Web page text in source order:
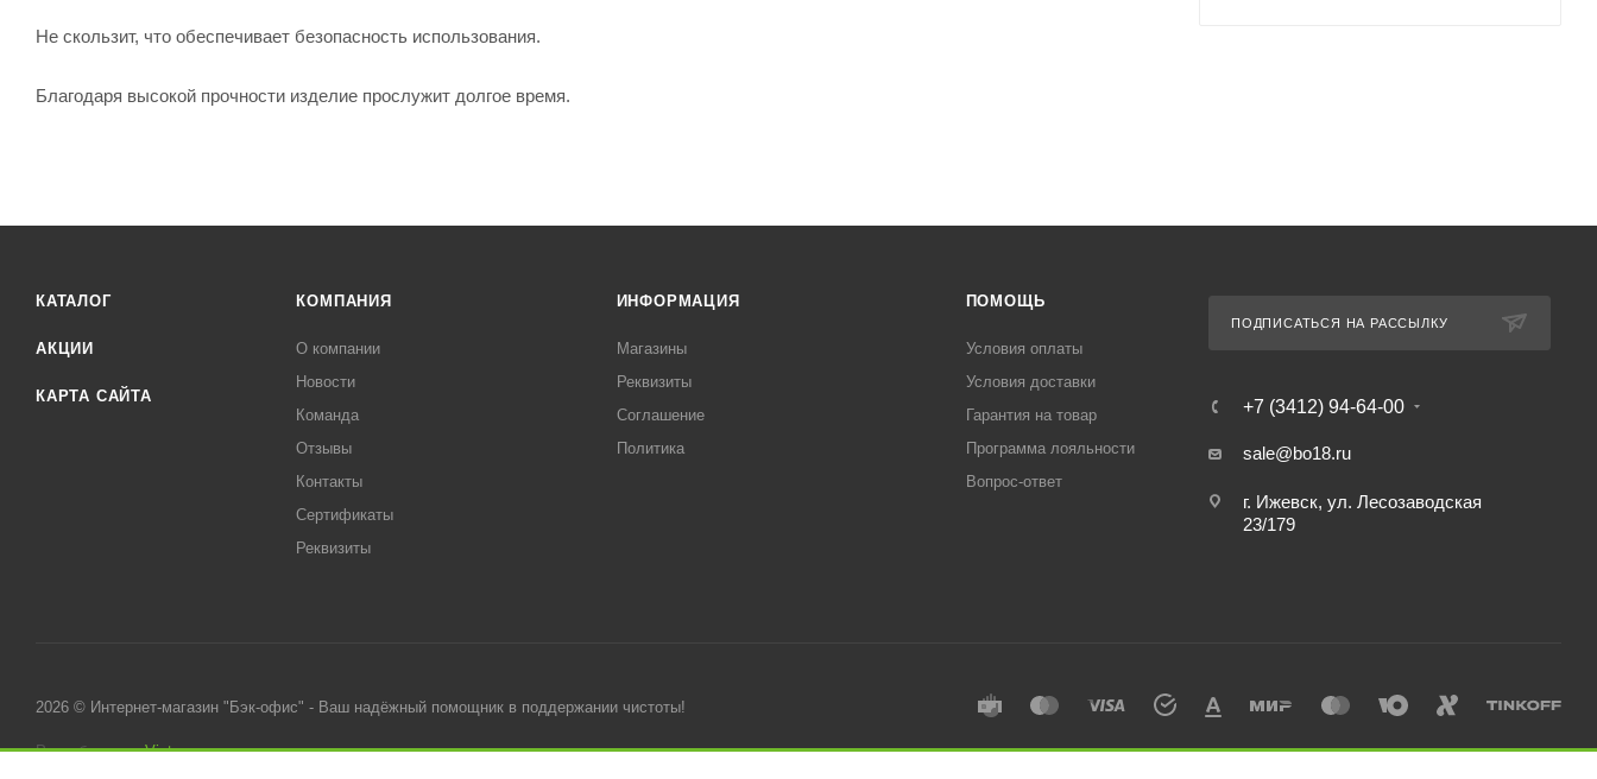
Не скользит, что обеспечивает безопасность использования.
Благодаря высокой прочности изделие прослужит долгое время.
КАТАЛОГ
АКЦИИ
КАРТА САЙТА
КОМПАНИЯ
О компании
Новости
Команда
Отзывы
Контакты
Сертификаты
Реквизиты
ИНФОРМАЦИЯ
Магазины
Реквизиты
Соглашение
Политика
ПОМОЩЬ
Условия оплаты
Условия доставки
Гарантия на товар
Программа лояльности
Вопрос-ответ
ПОДПИСАТЬСЯ НА РАССЫЛКУ
+7 (3412) 94-64-00
sale@bo18.ru
г. Ижевск, ул. Лесозаводская
23/179
2026 © Интернет-магазин "Бэк-офис" - Ваш надёжный помощник в поддержании чистоты!
Разработано вVictory